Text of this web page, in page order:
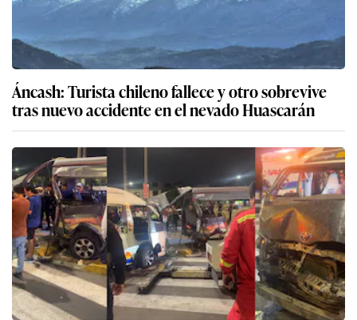
Áncash: Turista chileno fallece y otro sobrevive
tras nuevo accidente en el nevado Huascarán